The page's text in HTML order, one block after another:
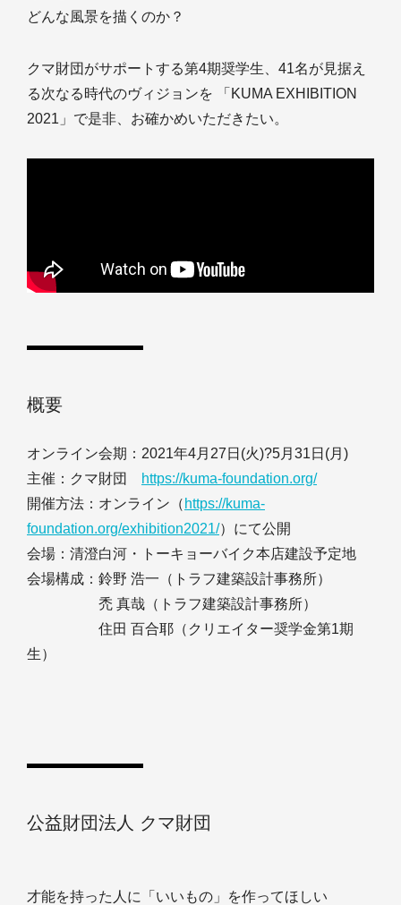
どんな風景を描くのか？
クマ財団がサポートする第4期奨学生、41名が見据え
る次なる時代のヴィジョンを 「KUMA EXHIBITION
2021」で是非、お確かめいただきたい。
概要
オンライン会期：2021年4月27日(火)?5月31日(月)
主催：クマ財団
https://kuma-foundation.org/
開催方法：オンライン（ https://kuma-
foundation.org/exhibition2021/）にて公開
会場：清澄白河・トーキョーバイク本店建設予定地
会場構成：鈴野 浩一（トラフ建築設計事務所）
禿 真哉（トラフ建築設計事務所）
住田 百合耶（クリエイター奨学金第1期
生）
公益財団法人 クマ財団
才能を持った人に「いいもの」を作ってほしい